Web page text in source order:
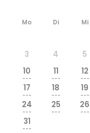
Mo Di Mi
3
4 5
10
---
11
---
12
---
17
---
18
---
19
---
24
---
25
---
26
---
31
---